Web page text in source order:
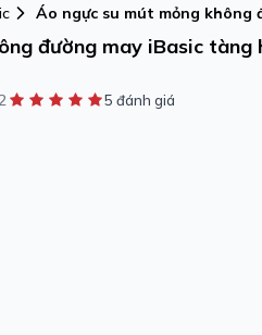
Áo ngực su mút mỏng không
hình, không lộ viền BRAW111
đường may iBasic tàng
5 đánh giá